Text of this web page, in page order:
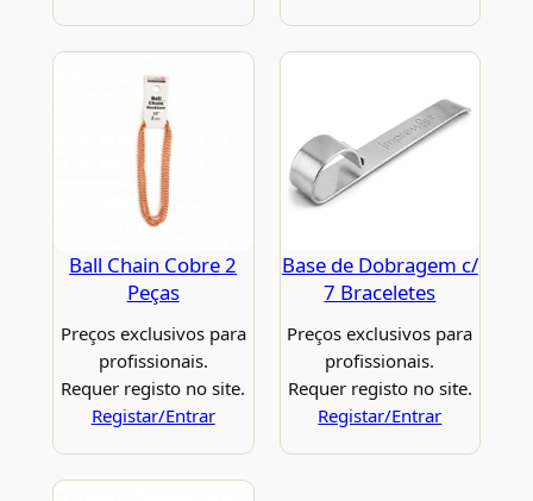
Ball Chain Cobre 2
Peças
Preços exclusivos para
profissionais.
Requer registo no site.
Registar/Entrar
Base de Dobragem c/
7 Braceletes
Preços exclusivos para
profissionais.
Requer registo no site.
Registar/Entrar